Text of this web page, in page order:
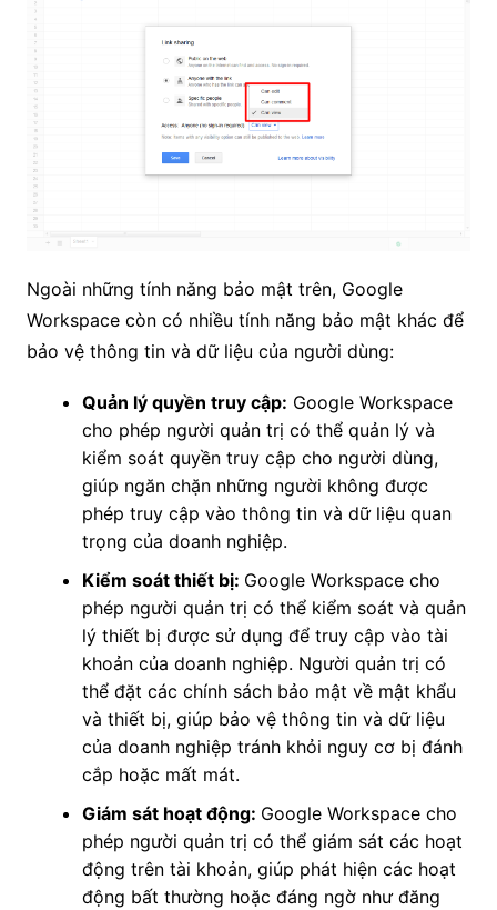
Ngoài những tính năng bảo mật trên, Google
Workspace còn có nhiều tính năng bảo mật khác để
bảo vệ thông tin và dữ liệu của người dùng:
Quản lý quyền truy cập: Google Workspace
cho phép người quản trị có thể quản lý và
kiểm soát quyền truy cập cho người dùng,
giúp ngăn chặn những người không được
phép truy cập vào thông tin và dữ liệu quan
trọng của doanh nghiệp.
Kiểm soát thiết bị: Google Workspace cho
phép người quản trị có thể kiểm soát và quản
lý thiết bị được sử dụng để truy cập vào tài
khoản của doanh nghiệp. Người quản trị có
thể đặt các chính sách bảo mật về mật khẩu
và thiết bị, giúp bảo vệ thông tin và dữ liệu
của doanh nghiệp tránh khỏi nguy cơ bị đánh
cắp hoặc mất mát.
Giám sát hoạt động: Google Workspace cho
phép người quản trị có thể giám sát các hoạt
động trên tài khoản, giúp phát hiện các hoạt
động bất thường hoặc đáng ngờ như đăng